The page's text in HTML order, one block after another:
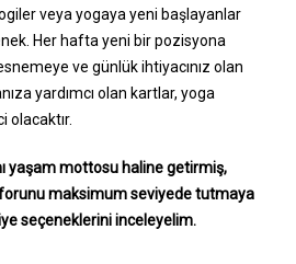
veya yogaya yeni başlayanlar
Her hafta yeni bir pozisyona
ve günlük ihtiyacınız olan
yardımcı olan kartlar, yoga
olacaktır.
yaşam mottosu haline getirmiş,
maksimum seviyede tutmaya
seçeneklerini inceleyelim.